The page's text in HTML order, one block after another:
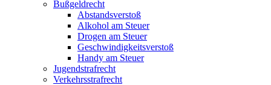
Bußgeldrecht
Abstandsverstoß
Alkohol am Steuer
Drogen am Steuer
Geschwindigkeitsverstoß
Handy am Steuer
Jugendstrafrecht
Verkehrsstrafrecht